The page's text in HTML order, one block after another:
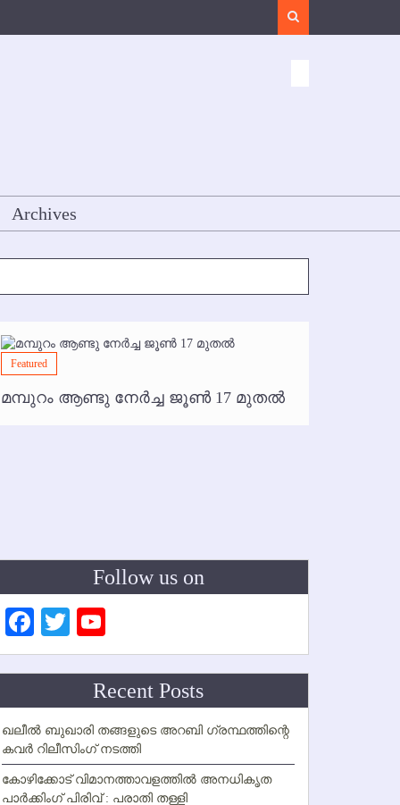
Archives
Featured
മമ്പുറം ആണ്ടു നേര്‍ച്ച ജൂണ്‍ 17 മുതല്‍
Follow us on
Facebook
Twitter
Channel
Recent Posts
ഖലീല്‍ ബുഖാരി തങ്ങളുടെ അറബി ഗ്രന്ഥത്തിന്റെ
കവര്‍ റിലീസിംഗ് നടത്തി
കോഴിക്കോട് വിമാനത്താവളത്തില്‍ അനധികൃത
പാര്‍ക്കിംഗ് പിരിവ് : പരാതി തള്ളി